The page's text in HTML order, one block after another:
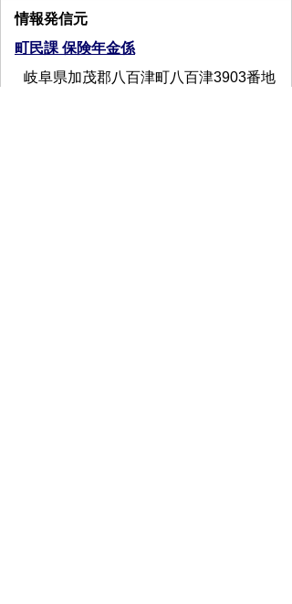
情報発信元
町民課 保険年金係
岐阜県加茂郡八百津町八百津3903番地